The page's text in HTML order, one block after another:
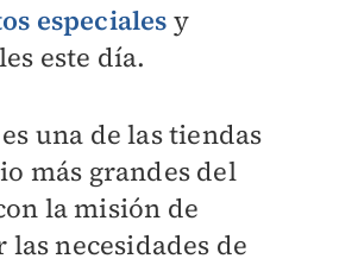
especiales y
este día.
una de las tiendas
más grandes del
la misión de
las necesidades de